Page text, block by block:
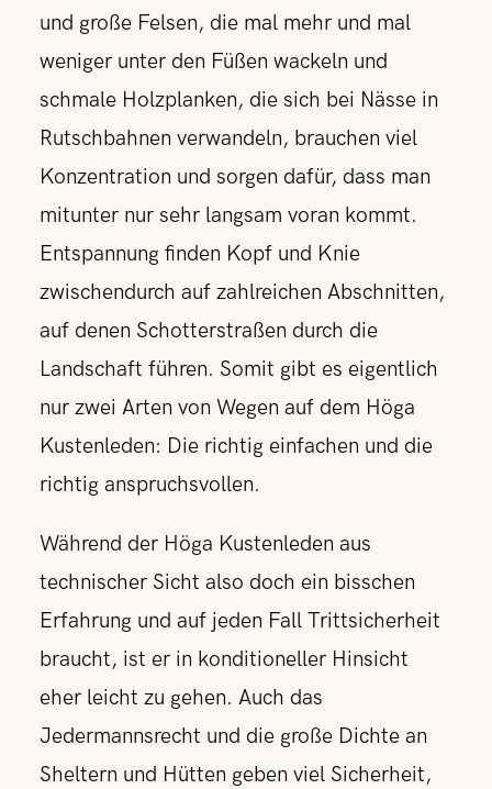
und große Felsen, die mal mehr und mal
weniger unter den Füßen wackeln und
schmale Holzplanken, die sich bei Nässe in
Rutschbahnen verwandeln, brauchen viel
Konzentration und sorgen dafür, dass man
mitunter nur sehr langsam voran kommt.
Entspannung finden Kopf und Knie
zwischendurch auf zahlreichen Abschnitten,
auf denen Schotterstraßen durch die
Landschaft führen. Somit gibt es eigentlich
nur zwei Arten von Wegen auf dem Höga
Kustenleden: Die richtig einfachen und die
richtig anspruchsvollen.
Während der Höga Kustenleden aus
technischer Sicht also doch ein bisschen
Erfahrung und auf jeden Fall Trittsicherheit
braucht, ist er in konditioneller Hinsicht
eher leicht zu gehen. Auch das
Jedermannsrecht und die große Dichte an
Sheltern und Hütten geben viel Sicherheit,